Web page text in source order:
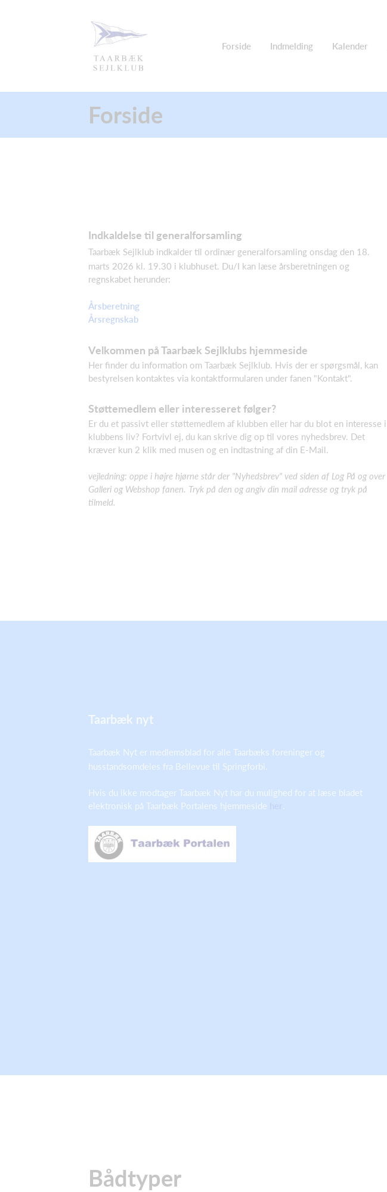
Forside Indmelding Kalender
Forside
Indkaldelse til generalforsamling
Taarbæk Sejlklub indkalder til ordinær generalforsamling onsdag den 18.
marts 2026 kl. 19.30 i klubhuset. Du/I kan læse årsberetningen og
regnskabet herunder:
Årsberetning
Årsregnskab
Velkommen på Taarbæk Sejlklubs hjemmeside
Her finder du information om Taarbæk Sejlklub. Hvis der er spørgsmål, kan
bestyrelsen kontaktes via kontaktformularen under fanen "Kontakt".
Støttemedlem eller interesseret følger?
Er du et passivt eller støttemedlem af klubben eller har du blot en interesse i
klubbens liv? Fortvivl ej, du kan skrive dig op til vores nyhedsbrev. Det
kræver kun 2 klik med musen og en indtastning af din E-Mail.
vejledning: oppe i højre hjørne står der "Nyhedsbrev" ved siden af Log På og over
Galleri og Webshop fanen. Tryk på den og angiv din mail adresse og tryk på
tilmeld.
Taarbæk nyt
Taarbæk Nyt er medlemsblad for alle Taarbæks foreninger og
husstandsomdeles fra Bellevue til Springforbi.
Hvis du ikke modtager Taarbæk Nyt har du mulighed for at læse bladet
elektronisk på Taarbæk Portalens hjemmeside
.
Bådtyper